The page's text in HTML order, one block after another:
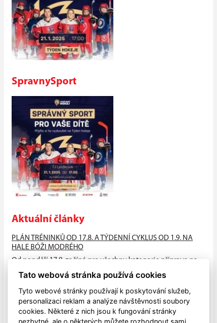
SpravnySport
Aktuální články
PLÁN TRÉNINKŮ OD 17.8. A TÝDENNÍ CYKLUS OD 1.9. NA
HALE BÓŽI MODRÉHO
Od pondělí 17.8. začíná pro všechny kategorie příprava na
hale Bóži...
PŘIJĎTE MEZI NÁS!!
V pondělí 4.května zahájily všechny naše mládežnické
Tato webová stránka používá cookies
Tyto webové stránky používají k poskytování služeb,
personalizaci reklam a analýze návštěvnosti soubory
cookies. Některé z nich jsou k fungování stránky
nezbytné, ale o některých můžete rozhodnout sami.